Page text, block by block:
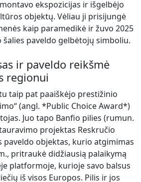
ekspozicijas ir išgelbėjo
objektų. Vėliau ji prisijungė
kaip paramedikė ir žuvo 2025
šalies paveldo gelbėtojų simboliu.
ir paveldo reikšmė
regionui
taip pat paaiškėjo prestižinio
(angl. *Public Choice Award*)
Juo tapo Banfio pilies (rumun.
projektas Reskručio
paveldo objektas, kurio atgimimas
pritraukė didžiausią palaikymą
platformoje, kurioje savo balsus
iš visos Europos. Pilis ir jos